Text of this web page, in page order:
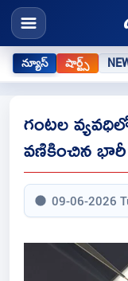
న్యూస్ షార్ట్స్
గంటల
వణికించిన
09-06-2026